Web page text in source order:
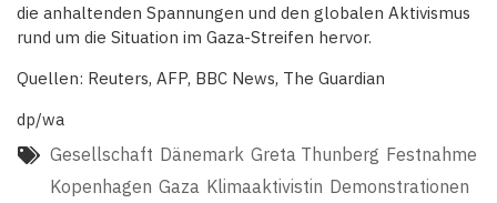
die anhaltenden Spannungen und den globalen Aktivismus
rund um die Situation im Gaza-Streifen hervor.
Quellen: Reuters, AFP, BBC News, The Guardian
dp/wa
Gesellschaft Dänemark Greta Thunberg Festnahme
Kopenhagen Gaza Klimaaktivistin Demonstrationen